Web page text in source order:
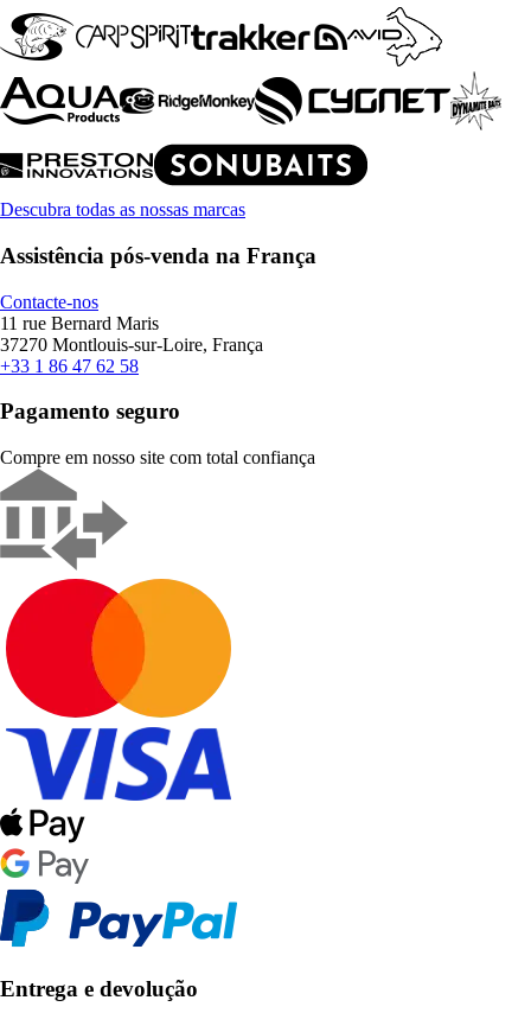
Descubra todas as nossas marcas
Assistência pós-venda na França
Contacte-nos
11 rue Bernard Maris
37270 Montlouis-sur-Loire, França
+33 1 86 47 62 58
Pagamento seguro
Compre em nosso site com total confiança
Entrega e devolução